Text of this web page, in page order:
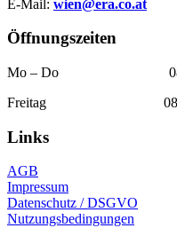
E-Mail: wien@era.co.at
Öffnungszeiten
Mo – Do 08:00
Freitag 08:00
Links
AGB
Impressum
Datenschutz / DSGVO
Nutzungsbedingungen